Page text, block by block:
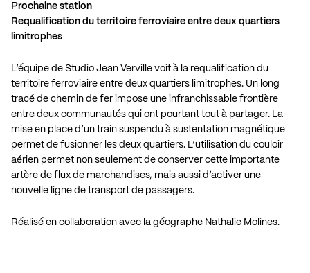
Prochaine station
Requalification du territoire ferroviaire entre deux quartiers
limitrophes
L’équipe de Studio Jean Verville voit à la requalification du
territoire ferroviaire entre deux quartiers limitrophes. Un long
tracé de chemin de fer impose une infranchissable frontière
entre deux communautés qui ont pourtant tout à partager. La
mise en place d’un train suspendu à sustentation magnétique
permet de fusionner les deux quartiers. L’utilisation du couloir
aérien permet non seulement de conserver cette importante
artère de flux de marchandises, mais aussi d’activer une
nouvelle ligne de transport de passagers.
Réalisé en collaboration avec la géographe Nathalie Molines.